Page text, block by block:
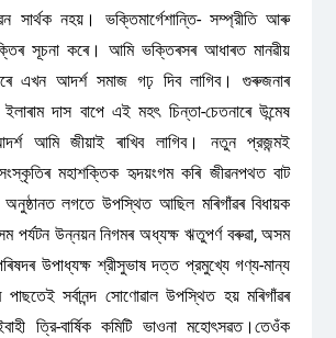
সাৰ্থক নহয়। ভক্তিমার্গেশান্তি- সম্প্রীতি আৰু
সূচনা কৰে। আমি ভক্তিৰসৰ আধাৰত মানৱীয়
এখন আদর্শ সমাজ গঢ় দিব লাগিব। গুৰুজনাৰ
দাস বাপে এই মহৎ চিন্তা-চেতনাৰে উন্মেষ
আমি জীয়াই ৰাখিব লাগিব। নতুন প্রজন্মই
মহাশক্তিক হৃদয়ংগম কৰি জীৱনপথত বাট
লগতে উপস্থিত আছিল মৰিগাঁৱৰ বিধায়ক
পর্যটন উন্নয়ন নিগমৰ অধ্যক্ষ ঋতুপৰ্ণ বৰুৱা, অসম
উপাধ্যক্ষ শ্রীসুভাষ দত্ত প্রমুখ্যে গণ্য-মান্য
সৰ্বানন্দ সোণোৱাল উপস্থিত হয় মৰিগাঁৱৰ
ত্রি-বার্ষিক কমিটি ভাওনা মহোৎসৱত।তেওঁক